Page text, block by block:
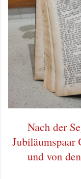
Nach der
Jubiläumspaar
und von